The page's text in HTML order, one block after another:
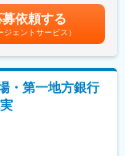
ています。
連携
く」といったソニー
の中で、金融以外の
る協業もあり、お客
環境が整っていま
ます。行内研修とし
施するとともに、行
自己啓発支援施策と
専門学校等へのスク
レンジプログラム」
上下する可能性があ
です。
募依頼する
ジェントサービス）
・第一地方銀行